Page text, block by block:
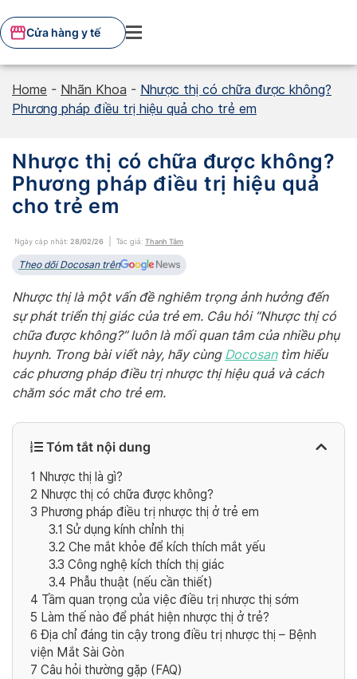
to
content
Cửa hàng y tế
Home - Nhãn Khoa - Nhược thị có chữa được không?
Phương pháp điều trị hiệu quả cho trẻ em
Nhược thị có chữa được không?
Phương pháp điều trị hiệu quả
cho trẻ em
Ngày cập nhật: 28/02/26 Tác giả: Thanh Tâm
Theo dõi Docosan trên
Nhược thị là một vấn đề nghiêm trọng ảnh hưởng đến
sự phát triển thị giác của trẻ em. Câu hỏi “Nhược thị có
chữa được không?” luôn là mối quan tâm của nhiều phụ
huynh. Trong bài viết này, hãy cùng Docosantìm hiểu
các phương pháp điều trị nhược thị hiệu quả và cách
chăm sóc mắt cho trẻ em.
Tóm tắt nội dung
1 Nhược thị là gì?
2 Nhược thị có chữa được không?
3 Phương pháp điều trị nhược thị ở trẻ em
3.1 Sử dụng kính chỉnh thị
3.2 Che mắt khỏe để kích thích mắt yếu
3.3 Công nghệ kích thích thị giác
3.4 Phẫu thuật (nếu cần thiết)
4 Tầm quan trọng của việc điều trị nhược thị sớm
5 Làm thế nào để phát hiện nhược thị ở trẻ?
6 Địa chỉ đáng tin cậy trong điều trị nhược thị – Bệnh
viện Mắt Sài Gòn
7 Câu hỏi thường gặp (FAQ)